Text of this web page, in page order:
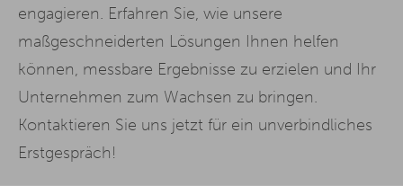
engagieren. Erfahren Sie, wie unsere
maßgeschneiderten Lösungen Ihnen helfen
können, messbare Ergebnisse zu erzielen und Ihr
Unternehmen zum Wachsen zu bringen.
Kontaktieren Sie uns jetzt für ein unverbindliches
Erstgespräch!